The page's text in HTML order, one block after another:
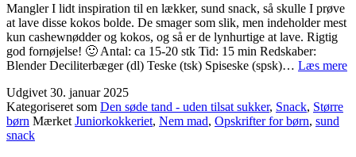
Mangler I lidt inspiration til en lækker, sund snack, så skulle I prøve
at lave disse kokos bolde. De smager som slik, men indeholder mest
kun cashewnødder og kokos, og så er de lynhurtige at lave. Rigtig
god fornøjelse! 🙂 Antal: ca 15-20 stk Tid: 15 min Redskaber:
Blender Deciliterbæger (dl) Teske (tsk) Spiseske (spsk)… Læs mere
Udgivet 30. januar 2025
Kategoriseret som Den søde tand - uden tilsat sukker, Snack, Større
børn Mærket Juniorkokkeriet, Nem mad, Opskrifter for børn, sund
snack